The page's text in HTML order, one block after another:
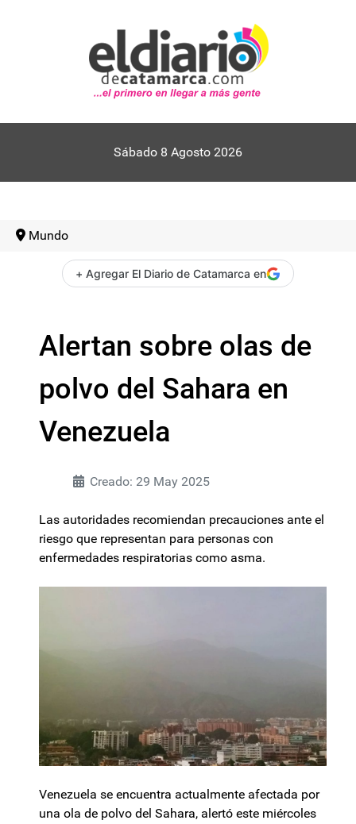
Sábado 8 Agosto 2026
Mundo
+ Agregar El Diario de Catamarca en
Alertan sobre olas de
polvo del Sahara en
Venezuela
Creado: 29 May 2025
Las autoridades recomiendan precauciones ante el
riesgo que representan para personas con
enfermedades respiratorias como asma.
Venezuela se encuentra actualmente afectada por
una ola de polvo del Sahara, alertó este miércoles